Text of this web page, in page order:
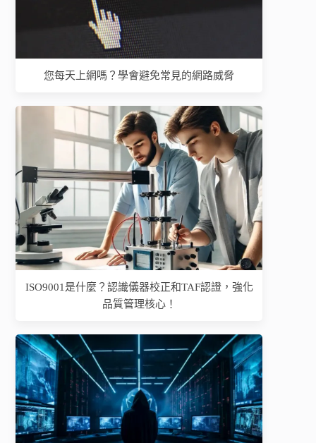
您每天上網嗎？學會避免常見的網路威脅
ISO9001是什麼？認識儀器校正和TAF認證，強化
品質管理核心！